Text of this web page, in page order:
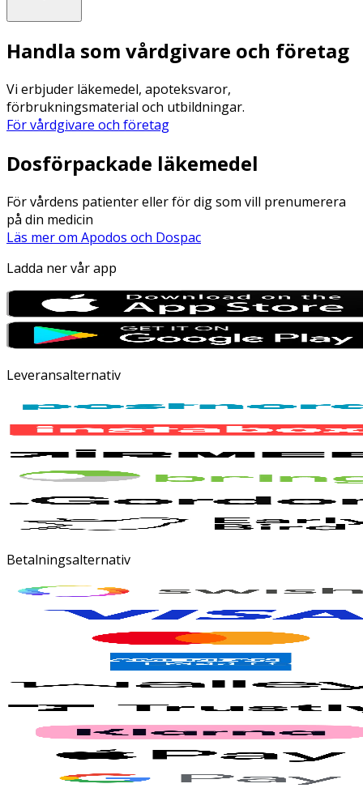
Handla som vårdgivare och företag
Vi erbjuder läkemedel, apoteksvaror,
förbrukningsmaterial och utbildningar.
För vårdgivare och företag
Dosförpackade läkemedel
För vårdens patienter eller för dig som vill prenumerera
på din medicin
Läs mer om Apodos och Dospac
Ladda ner vår app
Leveransalternativ
Betalningsalternativ